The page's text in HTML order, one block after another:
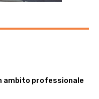
ambito professionale